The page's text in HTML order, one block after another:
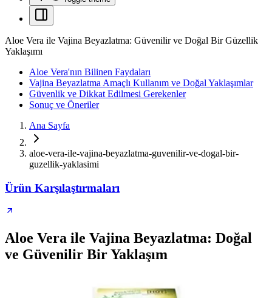
Aloe Vera ile Vajina Beyazlatma: Güvenilir ve Doğal Bir Güzellik
Yaklaşımı
Aloe Vera'nın Bilinen Faydaları
Vajina Beyazlatma Amaçlı Kullanım ve Doğal Yaklaşımlar
Güvenlik ve Dikkat Edilmesi Gerekenler
Sonuç ve Öneriler
Ana Sayfa
aloe-vera-ile-vajina-beyazlatma-guvenilir-ve-dogal-bir-
guzellik-yaklasimi
Ürün Karşılaştırmaları
Aloe Vera ile Vajina Beyazlatma: Doğal
ve Güvenilir Bir Yaklaşım